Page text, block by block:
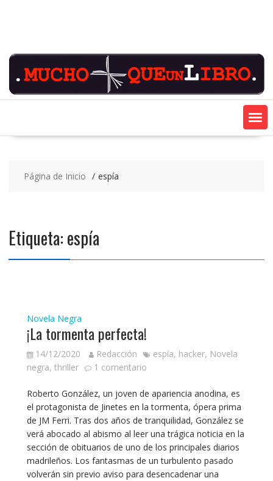
Página de Inicio espía
Etiqueta:espía
Novela Negra
¡La tormenta perfecta!
14/12/2020 Redacción espía, hacker, Novela
negra, thriller 1 comentario
Roberto González, un joven de apariencia anodina, es
el protagonista de Jinetes en la tormenta, ópera prima
de JM Ferri. Tras dos años de tranquilidad, González se
verá abocado al abismo al leer una trágica noticia en la
sección de obituarios de uno de los principales diarios
madrileños. Los fantasmas de un turbulento pasado
volverán sin previo aviso para desencadenar una